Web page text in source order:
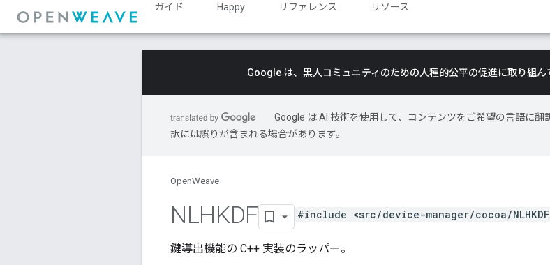
ガイド Happy リファレンス
リソース
Google は、黒人コミュニティのための人種的公平の促進に取り組ん
Google は AI 技術を使用して、コンテンツをご希望の言語に翻
訳には誤りが含まれる場合があります。
OpenWeave
NLHKDF #include <src/device-manager/cocoa/
鍵導出機能の C++ 実装のラッパー。